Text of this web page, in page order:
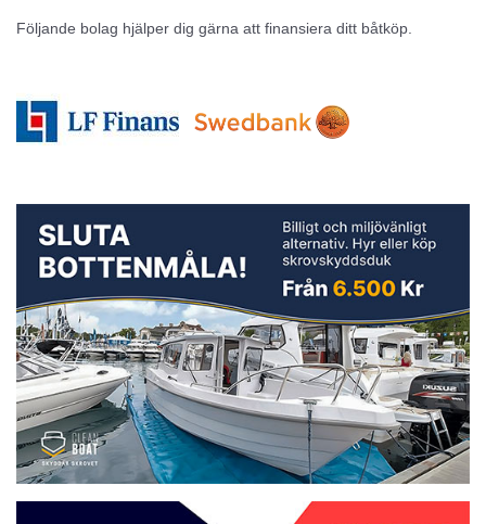
Följande bolag hjälper dig gärna att finansiera ditt båtköp.